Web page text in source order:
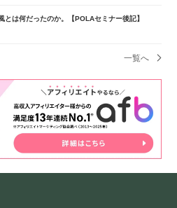
とは何だったのか。【POLAセミナー後記】
一覧へ